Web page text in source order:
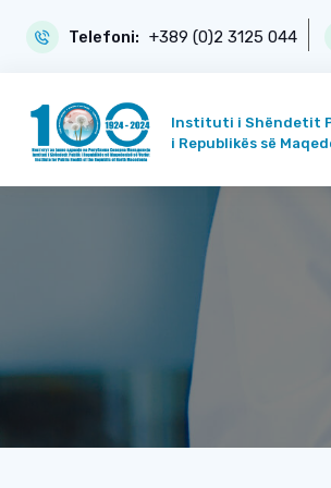
Telefoni: +389 (0)2 3125 044
Instituti i Shëndetit
i Republikës së